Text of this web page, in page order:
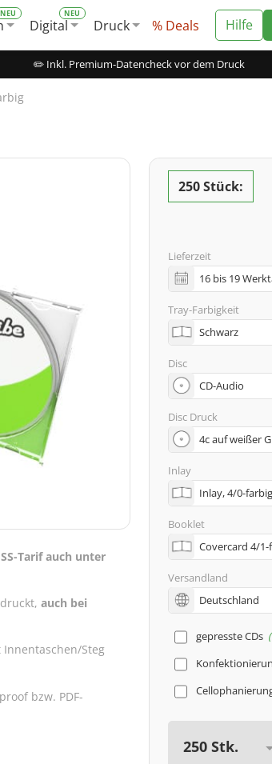
Digital Druck % Deals Hilfe
✏️ Inkl. Premium-Datencheck vor dem Druck
Tarif auch unter
auch bei
Steg
bzw. PDF-
250 Stück:
Lieferzeit
Tray-Farbigkeit
Disc
Disc Druck
Inlay
Booklet
Versandland
gepresste CDs